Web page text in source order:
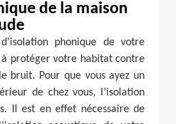
de la maison
phonique de votre
protéger votre habitat contre
bruit. Pour que vous ayez un
de chez vous, l’isolation
Il est en effet nécessaire de